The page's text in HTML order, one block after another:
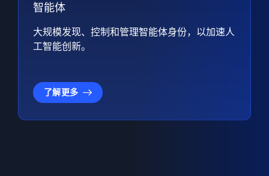
智能体
大规模发现、控制和管理智能体身份，以加速人
工智能创新。
了解更多